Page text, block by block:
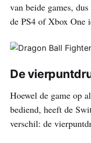
van beide games,
de PS4 of Xbox One
De
Hoewel de game op
bediend, heeft de
verschil: de